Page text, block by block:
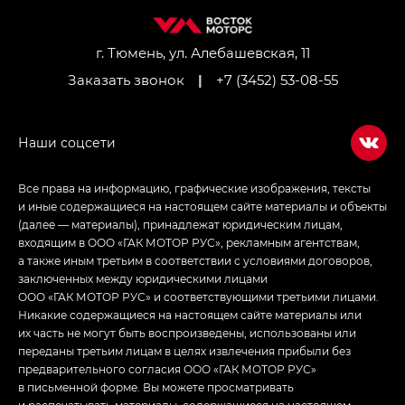
Джи Ти — GT, Джи Икс — GX,
Джи Икс ПРЕМИУМ — GX PREMIUM, ЛАУНЖ —
LOUNGE
Empow — Эмпау (Empow) в комплектации
г. Тюмень, ул. Алебашевская, 11
Заказать звонок
| +7 (3452) 53-08-55
Все права на информацию, графические изображения, тексты
и иные содержащиеся на настоящем сайте материалы и объекты
(далее — материалы), принадлежат юридическим лицам,
входящим в ООО «ГАК МОТОР РУС», рекламным агентствам,
а также иным третьим в соответствии с условиями договоров,
заключенных между юридическими лицами
ООО «ГАК МОТОР РУС» и соответствующими третьими лицами.
Никакие содержащиеся на настоящем сайте материалы или
их часть не могут быть воспроизведены, использованы или
переданы третьим лицам в целях извлечения прибыли без
предварительного согласия ООО «ГАК МОТОР РУС»
в письменной форме. Вы можете просматривать